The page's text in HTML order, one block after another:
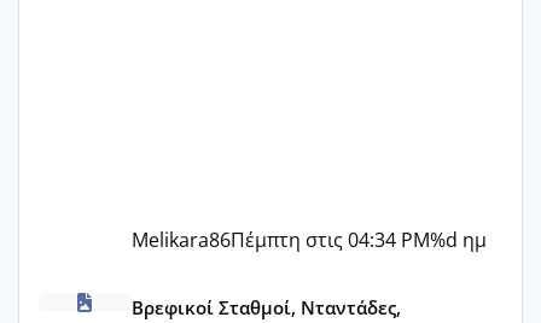
Melikara86Πέμπτη στις 04:34 PM%d ημ
ΠΑΙΔΙΚΟΙ ΣΤΑΘΜΟΙ ΜΕ ΕΣΠΑ
Βρεφικοί Σταθμοί, Νταντάδες,